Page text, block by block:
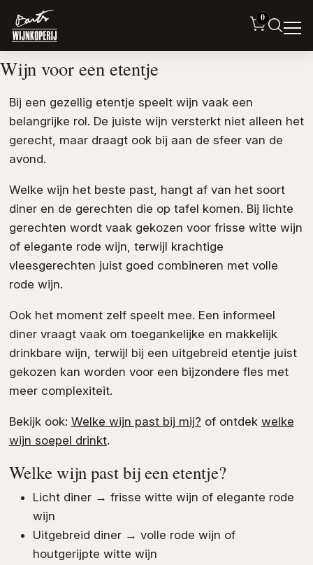
0
Wijn voor een etentje
Bij een gezellig etentje speelt wijn vaak een
belangrijke rol. De juiste wijn versterkt niet alleen het
gerecht, maar draagt ook bij aan de sfeer van de
avond.
Welke wijn het beste past, hangt af van het soort
diner en de gerechten die op tafel komen. Bij lichte
gerechten wordt vaak gekozen voor frisse witte wijn
of elegante rode wijn, terwijl krachtige
vleesgerechten juist goed combineren met volle
rode wijn.
Ook het moment zelf speelt mee. Een informeel
diner vraagt vaak om toegankelijke en makkelijk
drinkbare wijn, terwijl bij een uitgebreid etentje juist
gekozen kan worden voor een bijzondere fles met
meer complexiteit.
Bekijk ook: Welke wijn past bij mij? of ontdek welke
wijn soepel drinkt.
Welke wijn past bij een etentje?
Licht diner → frisse witte wijn of elegante rode
wijn
Uitgebreid diner → volle rode wijn of
houtgerijpte witte wijn